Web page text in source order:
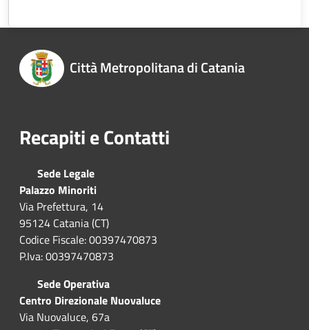
Città Metropolitana di Catania
Recapiti e Contatti
Sede Legale
Palazzo Minoriti
Via Prefettura, 14
95124 Catania (CT)
Codice Fiscale: 00397470873
P.Iva: 00397470873
Sede Operativa
Centro Direzionale Nuovaluce
Via Nuovaluce, 67a